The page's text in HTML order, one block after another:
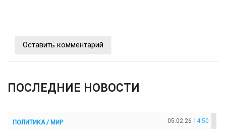
Оставить комментарий
ПОСЛЕДНИЕ НОВОСТИ
ПОЛИТИКА / МИР 05.02.26 14:50